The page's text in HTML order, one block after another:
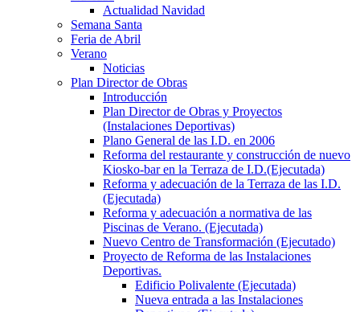
Actualidad Navidad
Semana Santa
Feria de Abril
Verano
Noticias
Plan Director de Obras
Introducción
Plan Director de Obras y Proyectos
(Instalaciones Deportivas)
Plano General de las I.D. en 2006
Reforma del restaurante y construcción de nuevo
Kiosko-bar en la Terraza de I.D.(Ejecutada)
Reforma y adecuación de la Terraza de las I.D.
(Ejecutada)
Reforma y adecuación a normativa de las
Piscinas de Verano. (Ejecutada)
Nuevo Centro de Transformación (Ejecutado)
Proyecto de Reforma de las Instalaciones
Deportivas.
Edificio Polivalente (Ejecutada)
Nueva entrada a las Instalaciones